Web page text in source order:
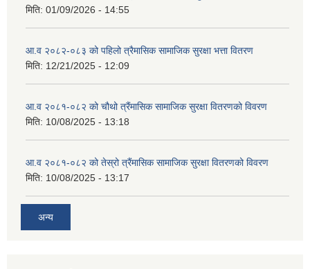
मिति: 01/09/2026 - 14:55
आ.व २०८२-०८३ को पहिलो त्रैमासिक सामाजिक सुरक्षा भत्ता वितरण
मिति: 12/21/2025 - 12:09
आ.व २०८१-०८२ को चौथो त्रैंमासिक सामाजिक सुरक्षा वितरणको विवरण
मिति: 10/08/2025 - 13:18
आ.व २०८१-०८२ को तेस्रो त्रैंमासिक सामाजिक सुरक्षा वितरणको विवरण
मिति: 10/08/2025 - 13:17
अन्य